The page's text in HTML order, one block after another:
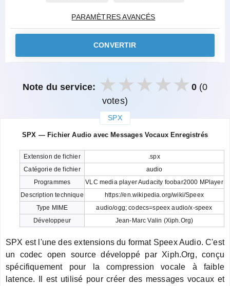
PARAMÈTRES AVANCÉS
CONVERTIR
Note du service: 0(0
votes)
SPX
SPX — Fichier Audio avec Messages Vocaux Enregistrés
Extension de fichier
.spx
Catégorie de fichier
audio
Programmes
VLC media player Audacity foobar2000 MPlayer
Description technique
https://en.wikipedia.org/wiki/Speex
Type MIME
audio/ogg; codecs=speex audio/x-speex
Développeur
Jean-Marc Valin (Xiph.Org)
SPX est l'une des extensions du format Speex Audio. C'est
un codec open source développé par Xiph.Org, conçu
spécifiquement pour la compression vocale à faible
latence. Il est utilisé pour créer des messages vocaux et